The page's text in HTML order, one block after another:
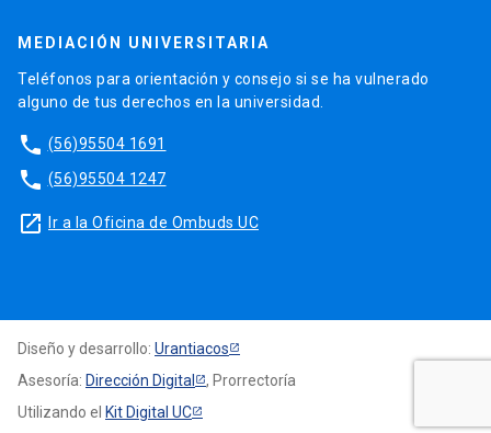
MEDIACIÓN UNIVERSITARIA
Teléfonos para orientación y consejo si se ha vulnerado
alguno de tus derechos en la universidad.
phone (56)95504 1691
phone (56)95504 1247
launch Ir a la Oficina de Ombuds UC
Diseño y desarrollo: Urantiacos
Asesoría: Dirección Digital
, Prorrectoría
Utilizando el Kit Digital UC